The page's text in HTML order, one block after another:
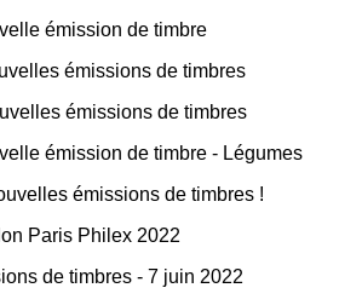
émission de timbre
émissions de timbres
émissions de timbres
émission de timbre - Légumes
émissions de timbres !
Paris Philex 2022
de timbres - 7 juin 2022